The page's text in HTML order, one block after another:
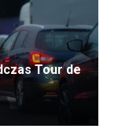
Tour de